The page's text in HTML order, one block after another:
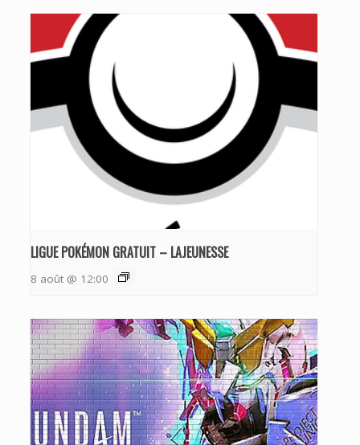
LIGUE POKÉMON GRATUIT – LAJEUNESSE
8 août @ 12:00